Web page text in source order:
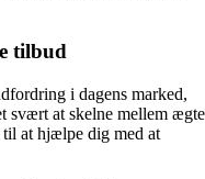
tilbud
i dagens marked,
svært at skelne mellem ægte
til at hjælpe dig med at